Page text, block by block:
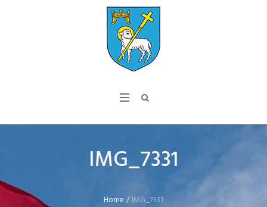
IMG_7331
Home /IMG_7331